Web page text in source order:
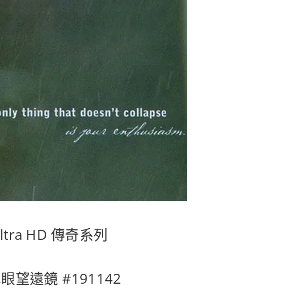
HD 傳奇系列
望遠鏡 #191142